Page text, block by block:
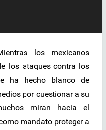
los mexicanos
los ataques contra los
ha hecho blanco de
por cuestionar a su
miran hacia el
mandato proteger a